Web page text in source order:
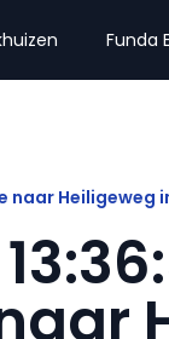
Funda
naar Heiligeweg